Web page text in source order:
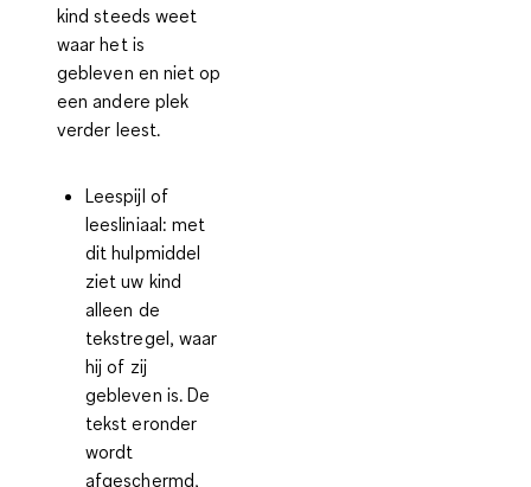
kind steeds weet
waar het is
gebleven en niet op
een andere plek
verder leest.
Leespijl of
leesliniaal: met
dit hulpmiddel
ziet uw kind
alleen de
tekstregel, waar
hij of zij
gebleven is. De
tekst eronder
wordt
afgeschermd,